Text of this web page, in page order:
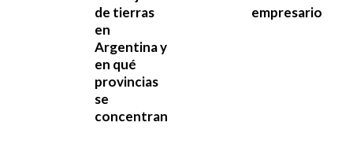
de tierras
en
Argentina y
en qué
provincias
se
concentran
empresario